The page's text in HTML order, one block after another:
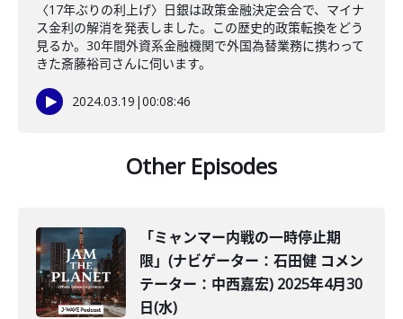
〈17年ぶりの利上げ〉日銀は政策金融決定会合で、マイナ
ス金利の解消を発表しました。この歴史的政策転換をどう
見るか。30年間外資系金融機関で外国為替業務に携わって
きた斎藤裕司さんに伺います。
2024.03.19 |00:08:46
Other Episodes
「ミャンマー内戦の一時停止期
限」(ナビゲーター：石田健 コメン
テーター：中西嘉宏) 2025年4月30
日(水)